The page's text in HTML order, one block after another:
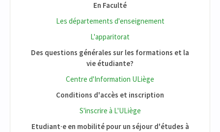
En Faculté
Les départements d'enseignement
L'apparitorat
Des questions générales sur les formations et la
vie étudiante?
Centre d'Information ULiège
Conditions d'accès et inscription
S'inscrire à L'ULiège
Etudiant·e en mobilité pour un séjour d'études à